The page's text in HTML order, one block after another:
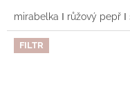
mirabelka Ι růžový pepř
FILTR